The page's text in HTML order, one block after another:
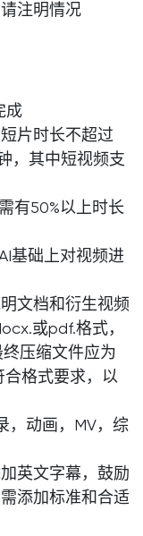
注明情况
成
片时长不超过
，其中短视频支
有50%以上时长
基础上对视频进
文档和衍生视频
或pdf.格式，
压缩文件应为
格式要求，以
，动画，MV，综
英文字幕，鼓励
添加标准和合适